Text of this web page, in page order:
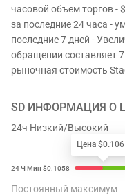
часовой объем торгов -
за последние 24 часа -
последние 7 дней -
обращении составляет
рыночная стоимость
SD ИНФОРМАЦИЯ О
24ч Низкий/Высокий
Цена
Постоянный максимум